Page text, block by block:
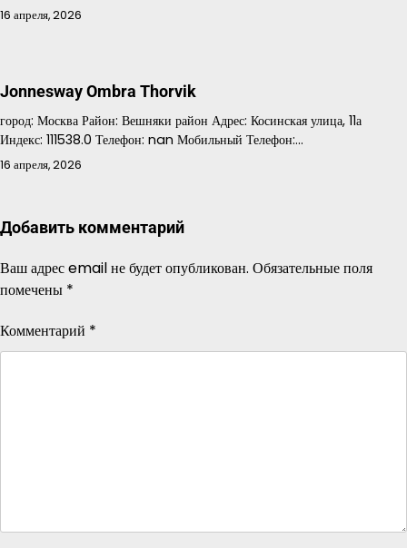
16 апреля, 2026
Jonnesway Ombra Thorvik
город: Москва Район: Вешняки район Адрес: Косинская улица, 11а
Индекс: 111538.0 Телефон: nan Мобильный Телефон:…
16 апреля, 2026
Добавить комментарий
Ваш адрес email не будет опубликован. Обязательные поля
помечены *
Комментарий *